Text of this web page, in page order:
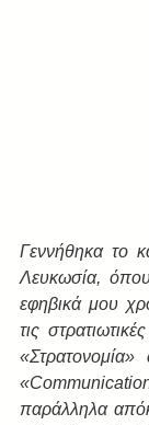
Γεννήθηκα το
Λευκωσία,
εφηβικά μου
τις
παράλληλα